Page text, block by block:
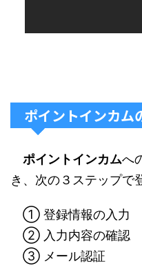
ポイントインカム
ポイントインカムへ
き、次の３ステップで
① 登録情報の入力
② 入力内容の確認
③ メール認証